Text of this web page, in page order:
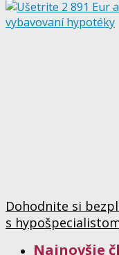
Dohodnite si
s
Najnovšie